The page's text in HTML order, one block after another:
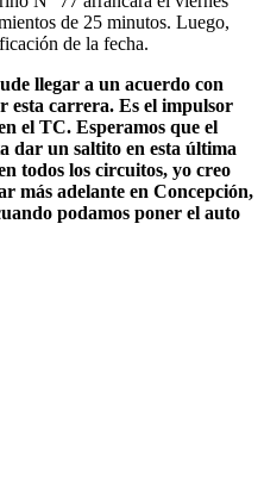
de 25 minutos. Luego,
de la fecha.
llegar a un acuerdo con
carrera. Es el impulsor
el TC. Esperamos que el
dar un saltito en esta última
todos los circuitos, yo creo
más adelante en Concepción,
podamos poner el auto